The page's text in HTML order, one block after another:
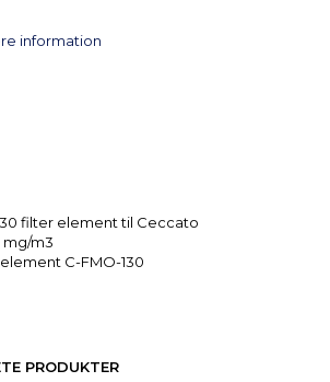
information
filter element til Ceccato
mg/m3
C-FMO-130
PRODUKTER